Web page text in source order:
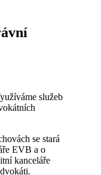
služeb
se stará
EVB a o
kanceláře